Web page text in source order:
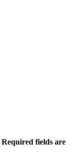
Required fields are